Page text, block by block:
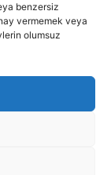
benzersiz
vermemek veya
olumsuz
resim ve benzeri
Hiçbir şekilde
bile izin